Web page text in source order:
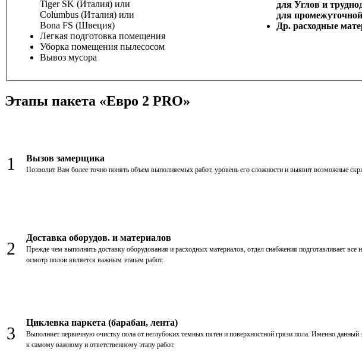
Tiger SK (Италия) или
Columbus (Италия) или
Bona FS (Швеция)
Легкая подготовка помещения
Уборка помещения пылесосом
Вывоз мусора
для Углов и
для
Др. расходные
Этапы пакета «Евро 2 PRO»
1 Вызов замерщика
Позволит Вам более точно понять объем выполняемых работ, уровень его сложности и выявит возможные
2
Доставка оборудов. и материалов
Прежде чем выполнить доставку оборудования и расходных материалов, отдел снабжения подготавливает
осмотр полов является важным этапам работ.
3
Циклевка паркета (барабан, лента)
Выполняет первичную очистку пола от неглубоких темных пятен и поверхностной грязи пола. Именно
к самому важному и ответственному этапу работ.